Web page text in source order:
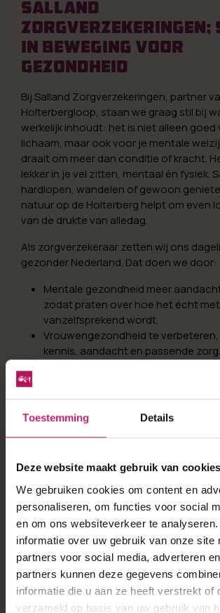
Toestemming Details
Deze website maakt gebruik van cookies
We gebruiken cookies om content en
personaliseren, om functies voor social
en om ons websiteverkeer te
informatie over uw gebruik van onze site
partners voor social media, adverteren
partners kunnen deze gegevens
informatie die u aan ze heeft verstrekt of
verzameld op basis van uw gebruik van
Salland
Zorgverzekeringen;
in beweging voor
gezondheid
Bij Salland Zorgverzekeringen, partner
Holterbergloop, staan we graag stil bij
werkelijk inhoudt: het is niet alleen goed
lichaam, maar ook voor je mentale
draait om meer dan conditie of kracht.
lekker in je vel zitten, mentaal én fysiek.
hardlopen, wandelen of gewoon
natuur op de Holterberg helpt om even
van de drukte van alledag.
Als zorgverzekeraar zetten wij ons
gezonder Nederland. Dat doen we door:
Mentale gezondheid meer
zodat praten over hoe het écht
vanzelfsprekend wordt.
Vrouwengezondheid te
kennis, aandacht en passende zorg.
sneller de juiste diagnose en
letterlijk én figuurlijk. Daarom zijn we
met de organisatie, deelnemers en
toekomst.
Wil jij als eerste op de hoogte zijn van de
2027? Houd dan hun website in de
Blijf op de hoogte bij Salland